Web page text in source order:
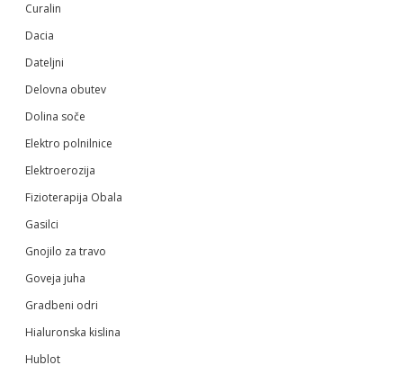
Curalin
Dacia
Dateljni
Delovna obutev
Dolina soče
Elektro polnilnice
Elektroerozija
Fizioterapija Obala
Gasilci
Gnojilo za travo
Goveja juha
Gradbeni odri
Hialuronska kislina
Hublot